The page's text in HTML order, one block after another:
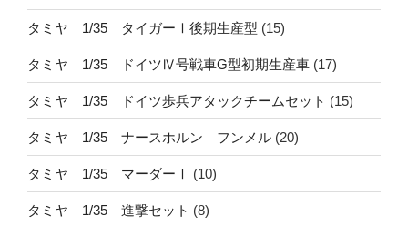
タミヤ 1/35 タイガーⅠ後期生産型 (15)
タミヤ 1/35 ドイツⅣ号戦車G型初期生産車 (17)
タミヤ 1/35 ドイツ歩兵アタックチームセット (15)
タミヤ 1/35 ナースホルン フンメル (20)
タミヤ 1/35 マーダーⅠ (10)
タミヤ 1/35 進撃セット (8)